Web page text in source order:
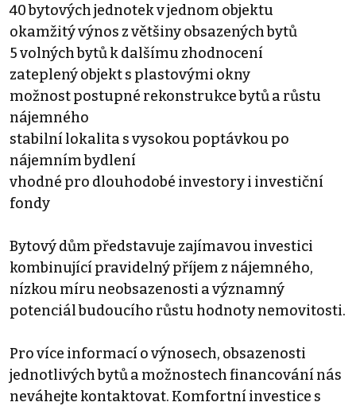
40 bytových jednotek v jednom objektu
okamžitý výnos z většiny obsazených bytů
5 volných bytů k dalšímu zhodnocení
zateplený objekt s plastovými okny
možnost postupné rekonstrukce bytů a růstu
nájemného
stabilní lokalita s vysokou poptávkou po
nájemním bydlení
vhodné pro dlouhodobé investory i investiční
fondy
Bytový dům představuje zajímavou investici
kombinující pravidelný příjem z nájemného,
nízkou míru neobsazenosti a významný
potenciál budoucího růstu hodnoty nemovitosti.
Pro více informací o výnosech, obsazenosti
jednotlivých bytů a možnostech financování nás
neváhejte kontaktovat. Komfortní investice s